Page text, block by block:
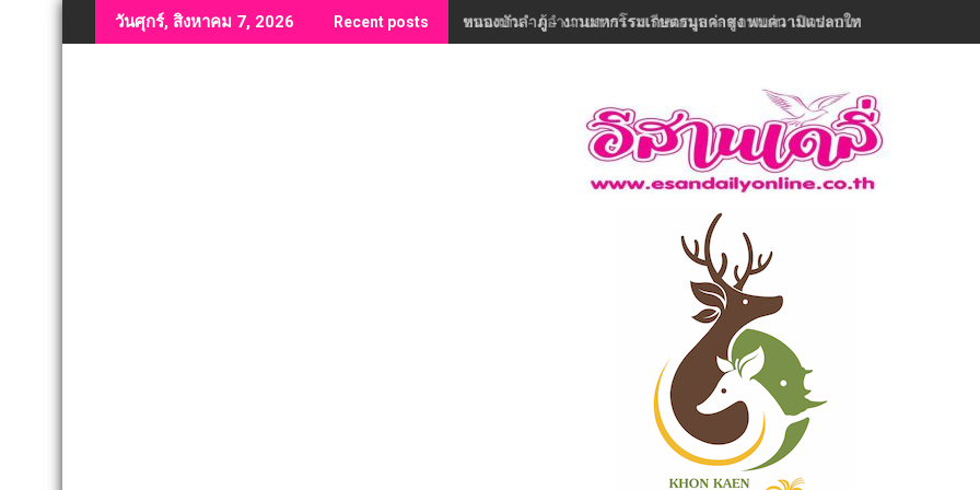
to
วันศุกร์, สิงหาคม 7, 2026 Recent posts หนองบัวลำภู - งานมหกรรมเกษตรมูลค่าสูง พบความแปลกใหม่ในรอบ 32 ปีเ